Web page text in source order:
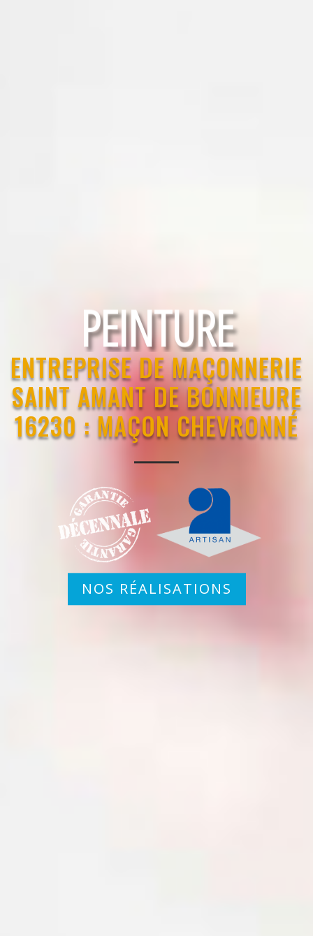
RAVALEMENT
ENTREPRISE DE MAÇONNERIE
SAINT AMANT DE BONNIEURE
16230 : MAÇON CHEVRONNÉ
NOS RÉALISATIONS